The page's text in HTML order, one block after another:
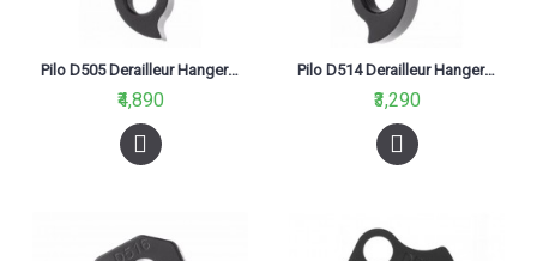
Pilo D505 Derailleur Hanger For Bergamont Black
₹4,890
Pilo D514 Derailleur Hanger For Bmc Tm01 2012, 2013, 2014 Thickness 3.5Mm Black
₹3,290